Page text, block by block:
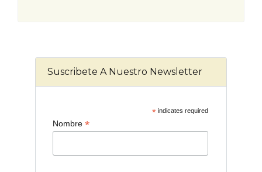
Suscribete A Nuestro Newsletter
*indicates required
Nombre *